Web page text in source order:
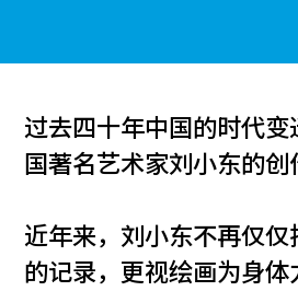
过去四十年中国的时代变
国著名艺术家刘小东的创
近年来，刘小东不再仅
的记录，更视绘画为身